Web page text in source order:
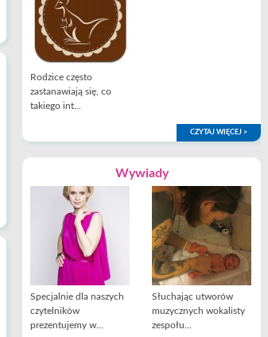
Rodzice często
zastanawiają się, co
takiego int...
CZYTAJ WIĘCEJ >
Wywiady
Specjalnie dla naszych
czytelników
prezentujemy w...
Słuchając utworów
muzycznych wokalisty
zespołu...